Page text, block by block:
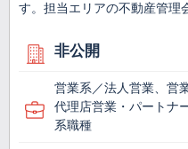
す。担当エリアの不動産管理
非公開
営業系／法人営業、営
代理店営業・パートナ
系職種